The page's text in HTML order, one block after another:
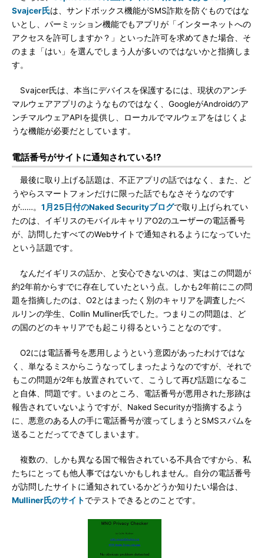
Svajcer氏は、サンドボックス機能がSMS詐欺を防ぐものではな
いとし、パーミッション機能でもアプリが「インターネットへの
アクセスを許可しますか？」といった許可を求めてきた場合、そ
のまま「はい」を選んでしまう人が多いのではないかと指摘しま
す。
Svajcer氏は、本当にデバイスを保護するには、現状のアンチ
マルウェアアプリのようなものではなく、GoogleがAndroidのア
ンチマルウェアAPIを提供し、ローカルでマルウェアをはじくよ
うな機能が必要だとしています。
電話番号がサイトに通知されている!?
最後に取り上げる話題は、不正アプリの話ではなく、また、ど
うやらスマートフォンだけに限った話でもなさそうなのです
が……。 1月25日付のNaked Securityブログで取り上げられてい
たのは、イギリスのモバイルキャリアO2のユーザーの電話番号
が、訪問したすべてのWebサイトで通知されるようになっていた
という話題です。
なんだイギリスの話か、と安心できないのは、実はこの問題が
約2年前からすでに存在していたという点。しかも2年前にこの問
題を指摘したのは、O2とはまったく別のキャリアを調査したベ
ルリンの学生、Collin Mulliner氏でした。つまりこの問題は、ど
の国のどのキャリアでも起こり得るということなのです。
O2には電話番号を悪用しようという意図があったわけではな
く、単なるミスからこうなってしまったようなのですが、それで
もこの問題が2年も放置されていて、こうして再び話題になるこ
と自体、問題です。いまのところ、電話番号が悪用された形跡は
報告されていないようですが、Naked Securityが指摘するよう
に、悪意のある人の手に電話番号が渡ってしまうとSMSスパムを
送ることだってできてしまいます。
複数の、しかも異なる国で報告されている不具合ですから、私
たちにとっても他人事ではないかもしれません。自分の電話番号
が訪問したサイトに通知されているかどうか知りたい場合は、
Mulliner氏のサイトでテストできるとのことです。